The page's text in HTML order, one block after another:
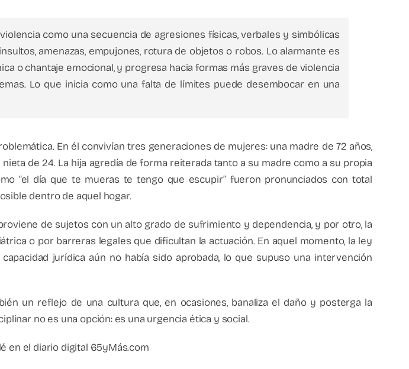
como una secuencia de agresiones físicas, verbales y simbólicas
amenazas, empujones, rotura de objetos o robos. Lo alarmante es
o chantaje emocional, y progresa hacia formas más graves de violencia
Lo que inicia como una falta de límites puede desembocar en una
En él convivían tres generaciones de mujeres: una madre de 72 años,
de 24. La hija agredía de forma reiterada tanto a su madre como a su propia
“el día que te mueras te tengo que escupir” fueron pronunciados con total
dentro de aquel hogar.
de sujetos con un alto grado de sufrimiento y dependencia, y por otro, la
o por barreras legales que dificultan la actuación. En aquel momento, la ley
jurídica aún no había sido aprobada, lo que supuso una intervención
un reflejo de una cultura que, en ocasiones, banaliza el daño y posterga la
no es una opción: es una urgencia ética y social.
en el diario digital 65yMás.com